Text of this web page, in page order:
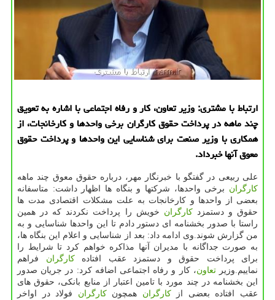
ارتباط با مشتری: وزیر تعاون، كار و رفاه اجتماعی با اشاره به تعویق
چند ماهه در پرداخت حقوق كارگران برخی واحدها و كارخانجات، از
همكاری با وزیر صنعت برای شناسایی این واحدها و پرداخت حقوق
معوق آنها خبرداد.
علی ربیعی در گفتگو با خبرنگار مهر، درباره حقوق معوق چند ماهه
كارگران
برخی واحدها، شركت‎‎ها و بنگاه ها اظهار داشت: متاسفانه
بعضی از واحدها و كارخانجات به علت مشكلات اقتصادی مدت ها
حقوق و دستمزدكارگران خویش را پرداخت نكردند كه در همین
راستا با صدور بخشنامه ای دستور دادم تا این واحدها شناسایی و به
من گزارش شوند.وی ادامه داد: بعد از شناسایی و اعلام این بنگاه ها،
به صورت جداگانه با مدیران آنها مذاكره خواهم كرد تا شرایط را
برای پرداخت حقوق و دستمزد عقب افتادهكارگران فراهم
نماییم.وزیرتعاون، كار و رفاه اجتماعی اضافه كرد: در جریان صدور
این بخشنامه در چند مورد با تامین اعتبار از منابع بانكی، حقوق های
عقب افتاده بعضی ازكارگران همچونكارگران فولاد در اواخر